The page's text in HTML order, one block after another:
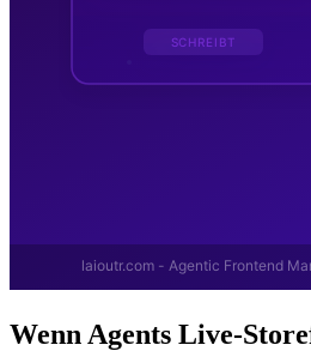
Wenn Agents Live-